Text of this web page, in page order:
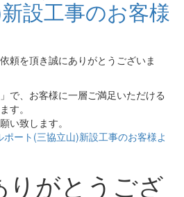
設工事のお客様
頼を頂き誠にありがとうございま
で、お客様に一層ご満足いただける
す。
い致します。
りがとうござ